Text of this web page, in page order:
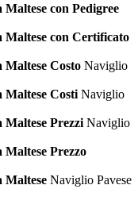
con Pedigree
con Certificato
Costo Naviglio
Maltese Costi Naviglio
Prezzi Naviglio
Prezzo
Maltese Naviglio Pavese